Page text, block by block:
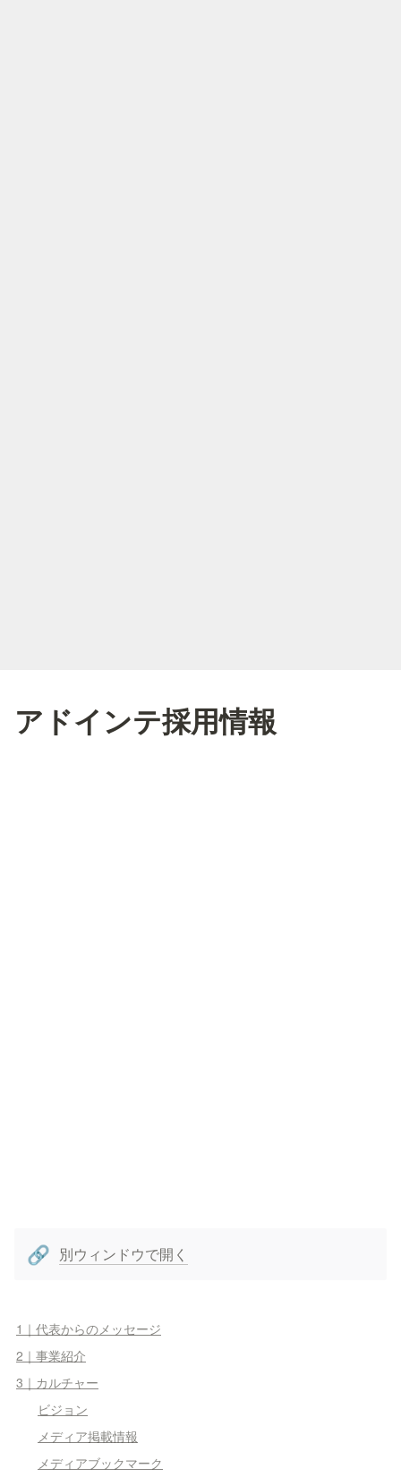
アドインテ採用情報
🔗 別ウィンドウで開く
1｜代表からのメッセージ
2｜事業紹介
3｜カルチャー
ビジョン
メディア掲載情報
メディアブックマーク